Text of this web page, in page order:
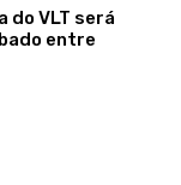
do VLT será
entre